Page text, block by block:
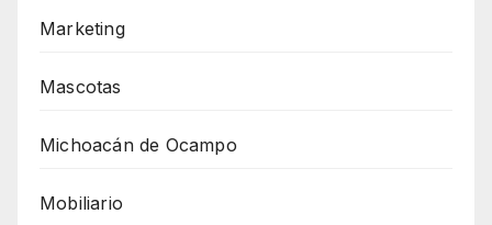
Marketing
Mascotas
Michoacán de Ocampo
Mobiliario